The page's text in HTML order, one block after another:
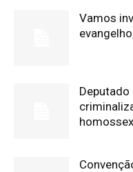
Vamos
Deputado